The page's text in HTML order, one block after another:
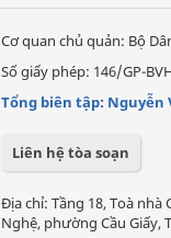
Cơ quan chủ quản: Bộ
Số giấy phép: 146/GP-
Tổng biên tập: Nguyễn
Liên hệ tòa soạn
Địa chỉ: Tầng 18, Toà
Nghệ, phường Cầu Giấy,